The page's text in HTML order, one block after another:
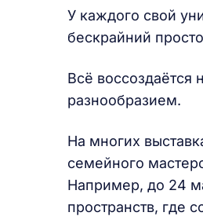
У каждого свой
бескрайний
Всё воссоздаётся
разнообразием.
На многих
семейного
Например, до 24
пространств, где